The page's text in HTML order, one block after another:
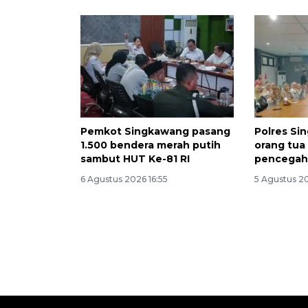
Pemkot Singkawang pasang
1.500 bendera merah putih
sambut HUT Ke-81 RI
6 Agustus 2026 16:55
Polres
orang
5 Agustus